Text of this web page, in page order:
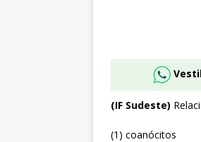
(IF Sudeste)
(1) coanócitos